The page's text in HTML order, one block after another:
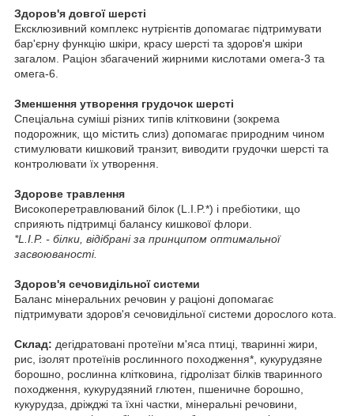
Здоров'я довгої шерсті
Ексклюзивний комплекс нутрієнтів допомагає підтримувати
бар'єрну функцію шкіри, красу шерсті та здоров'я шкіри
загалом. Раціон збагачений жирними кислотами омега-3 та
омега-6.
Зменшення утворення грудочок шерсті
Спеціальна суміші різних типів клітковини (зокрема
подорожник, що містить слиз) допомагає природним чином
стимулювати кишковий транзит, виводити грудочки шерсті та
контролювати їх утворення.
Здорове травлення
Високоперетравлюваний білок (L.I.P.*) і пребіотики, що
сприяють підтримці балансу кишкової флори.
*L.I.P. - білки, відібрані за принципом оптимальної
засвоюваності.
Здоров'я сечовидільної системи
Баланс мінеральних речовин у раціоні допомагає
підтримувати здоров'я сечовидільної системи дорослого кота.
Склад: дегідратовані протеїни м'яса птиці, тваринні жири,
рис, ізолят протеїнів рослинного походження*, кукурудзяне
борошно, рослинна клітковина, гідролізат білків тваринного
походження, кукурудзяний глютен, пшеничне борошно,
кукурудза, дріжджі та їхні частки, мінеральні речовини,